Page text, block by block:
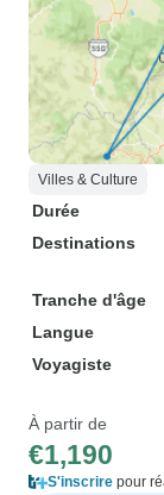
Villes & Culture
Durée
Destinations
Tranche d'âge
Langue
Voyagiste
À partir de
€1,190
S'inscrire pour